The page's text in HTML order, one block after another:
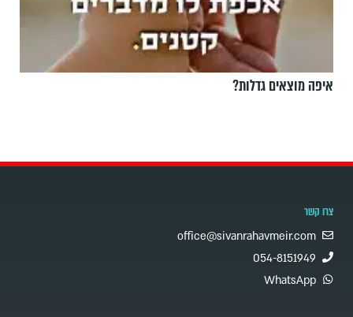
איפה מוצאים גדלות?
צרו קשר
office@sivanrahavmeir.com
054-8151949
WhatsApp